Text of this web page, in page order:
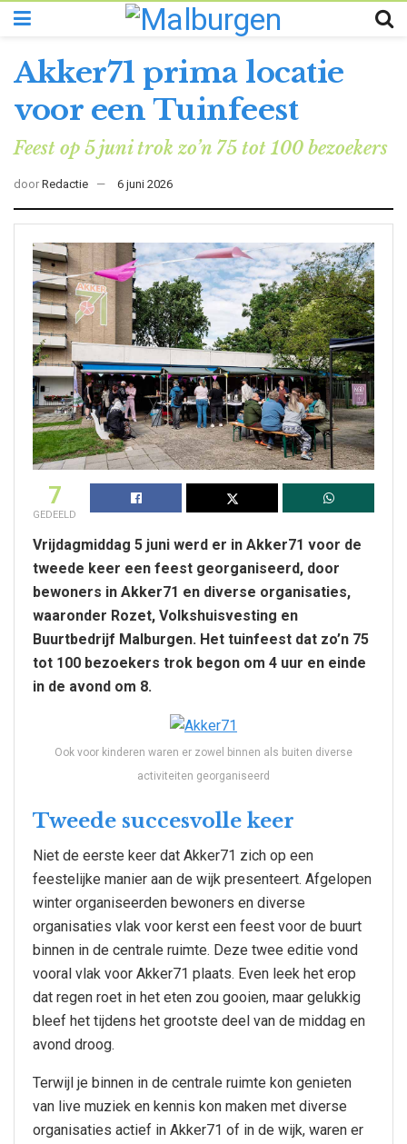
Akker71 prima locatie
voor een Tuinfeest
Feest op 5 juni trok zo’n 75 tot 100 bezoekers
door Redactie 6 juni 2026
7
GEDEELD
Vrijdagmiddag 5 juni werd er in Akker71 voor de
tweede keer een feest georganiseerd, door
bewoners in Akker71 en diverse organisaties,
waaronder Rozet, Volkshuisvesting en
Buurtbedrijf Malburgen. Het tuinfeest dat zo’n 75
tot 100 bezoekers trok begon om 4 uur en einde
in de avond om 8.
Ook voor kinderen waren er zowel binnen als buiten diverse
activiteiten georganiseerd
Tweede succesvolle keer
Niet de eerste keer dat Akker71 zich op een
feestelijke manier aan de wijk presenteert. Afgelopen
winter organiseerden bewoners en diverse
organisaties vlak voor kerst een feest voor de buurt
binnen in de centrale ruimte. Deze twee editie vond
vooral vlak voor Akker71 plaats. Even leek het erop
dat regen roet in het eten zou gooien, maar gelukkig
bleef het tijdens het grootste deel van de middag en
avond droog.
Terwijl je binnen in de centrale ruimte kon genieten
van live muziek en kennis kon maken met diverse
organisaties actief in Akker71 of in de wijk, waren er